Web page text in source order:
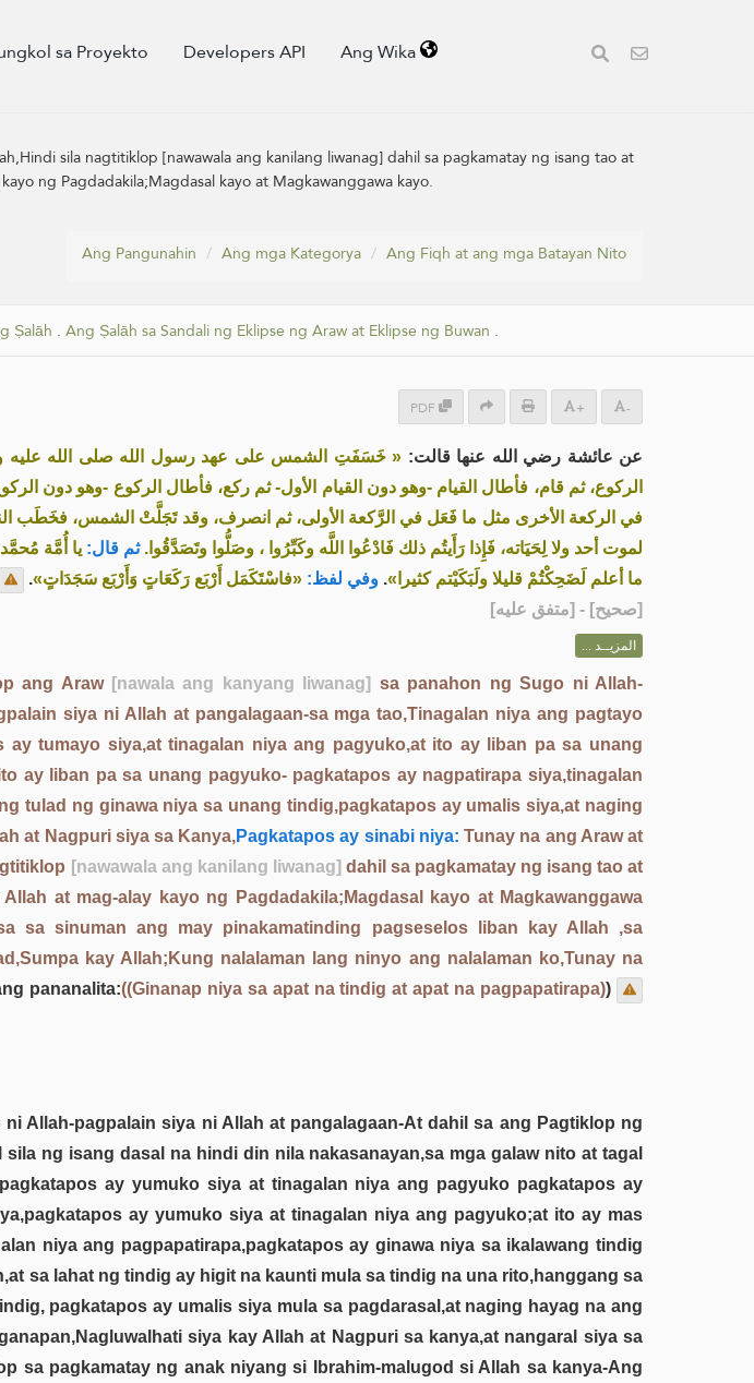
sa Proyekto Developers API Ang Wika
sila nagtitiklop [nawawala ang kanilang liwanag] dahil sa pagkamatay ng isang tao at
ng Pagdadakila;Magdasal kayo at Magkawanggawa kayo.
Ang Pangunahin Ang mga Kategorya Ang Fiqh at ang mga Batayan Nito
Ṣalāh . Ang Ṣalāh sa Sandali ng Eklipse ng Araw at Eklipse ng Buwan .
PDF + -
عن عائشة رضي الله عنها قالت: « خَسَفَتِ الشمس على عهد رسول الله صلى الله عليه
الركوع، ثم قام، فأطال القيام -وهو دون القيام الأول- ثم ركع، فأطال الركوع -وهو دون
في الركعة الأخرى مثل ما فَعَل في الرَّكعة الأولى، ثم انصرف، وقد تَجَلَّتْ الشمس، فخَطَب
لموت أحد ولا لِحَيَاته، فَإِذا رَأَيتُم ذلك فَادْعُوا اللَّه وكَبِّرُوا ، وصَلُّوا وتَصَدَّقُوا. ثم قال: يا أُمَّة
ما أعلم لَضَحِكْتُمْ قليلا ولَبَكَيْتم كثيرا». وفي لفظ: «فاسْتَكَمَل أَرْبَع رَكَعَاتٍ وَأَرْبَع سَجَدَاتٍ».
[صحيح] - [متفق عليه]
المزيــد ...
ang Araw [nawala ang kanyang liwanag] sa panahon ng Sugo ni Allah-
siya ni Allah at pangalagaan-sa mga tao,Tinagalan niya ang pagtayo
tumayo siya,at tinagalan niya ang pagyuko,at ito ay liban pa sa unang
ay liban pa sa unang pagyuko- pagkatapos ay nagpatirapa siya,tinagalan
tulad ng ginawa niya sa unang tindig,pagkatapos ay umalis siya,at naging
at Nagpuri siya sa Kanya,Pagkatapos ay sinabi niya: Tunay na ang Araw at
[nawawala ang kanilang liwanag] dahil sa pagkamatay ng isang tao at
at mag-alay kayo ng Pagdadakila;Magdasal kayo at Magkawanggawa
sa sinuman ang may pinakamatinding pagseselos liban kay Allah ,sa
kay Allah;Kung nalalaman lang ninyo ang nalalaman ko,Tunay na
pananalita:((Ginanap niya sa apat na tindig at apat na pagpapatirapa))
Allah-pagpalain siya ni Allah at pangalagaan-At dahil sa ang Pagtiklop ng
ng isang dasal na hindi din nila nakasanayan,sa mga galaw nito at tagal
ay yumuko siya at tinagalan niya ang pagyuko pagkatapos ay
ay yumuko siya at tinagalan niya ang pagyuko;at ito ay mas
niya ang pagpapatirapa,pagkatapos ay ginawa niya sa ikalawang tindig
sa lahat ng tindig ay higit na kaunti mula sa tindig na una rito,hanggang sa
pagkatapos ay umalis siya mula sa pagdarasal,at naging hayag na ang
siya kay Allah at Nagpuri sa kanya,at nangaral siya sa
sa pagkamatay ng anak niyang si Ibrahim-malugod si Allah sa kanya-Ang